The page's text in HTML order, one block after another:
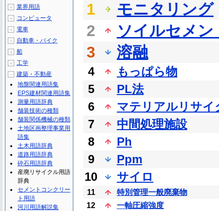
1
モニタリング
2
ソイルセメン
3
溶融
4
もっぱら物
5
PL法
6
マテリアルリサイ
7
中間処理施設
8
Ph
9
Ppm
10
サイロ
11
特別管理一般廃棄物
12
一軸圧縮強度
＋ 業界用語
＋ コンピュータ
＋ 電車
＋ 自動車・バイク
＋ 船
＋ 工学
－
建築・不動産
地盤関連用語集
EPS建材関連用語集
測量用語辞典
舗装技術の種類
舗装関係機械の種類
土地区画整理事業用
語集
土木用語辞典
道路用語辞典
砕石用語辞典
産廃リサイクル用語
辞典
セメントコンクリー
ト用語
河川用語解説集